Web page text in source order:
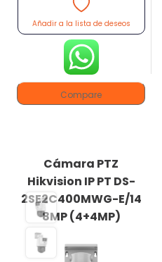
Añadir a la lista de deseos
Compare
Cámara PTZ
Hikvision IP PT DS-
2SE2C400MWG-E/14
8MP (4+4MP)